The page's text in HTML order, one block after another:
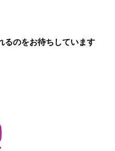
るのをお待ちしています